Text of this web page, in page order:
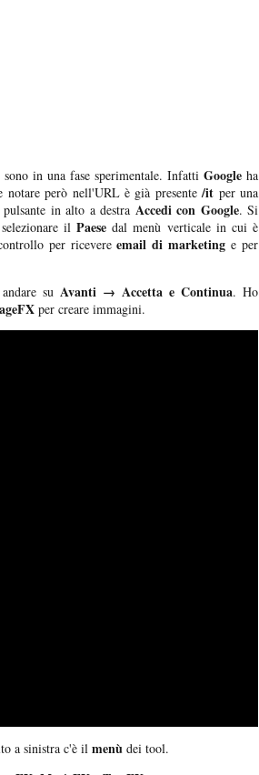
in una fase sperimentale. InfattiGoogle ha
notare però nell'URL è già presente/it per una
in alto a destra Accedi con Google. Si
ilPaese dal menù verticale in cui è
per ricevereemail di marketing e per
su Avanti → Accetta e Continua. Ho
per creare immagini.
a sinistra c'è il menù dei tool.